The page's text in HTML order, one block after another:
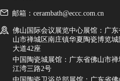
邮箱：cerambath@eccc.com.cn
佛山国际会议展览中心展馆：广东
山市禅城区南庄镇华夏陶瓷博览城
大道42座
中国陶瓷城展馆：广东省佛山市禅
江湾三路2号